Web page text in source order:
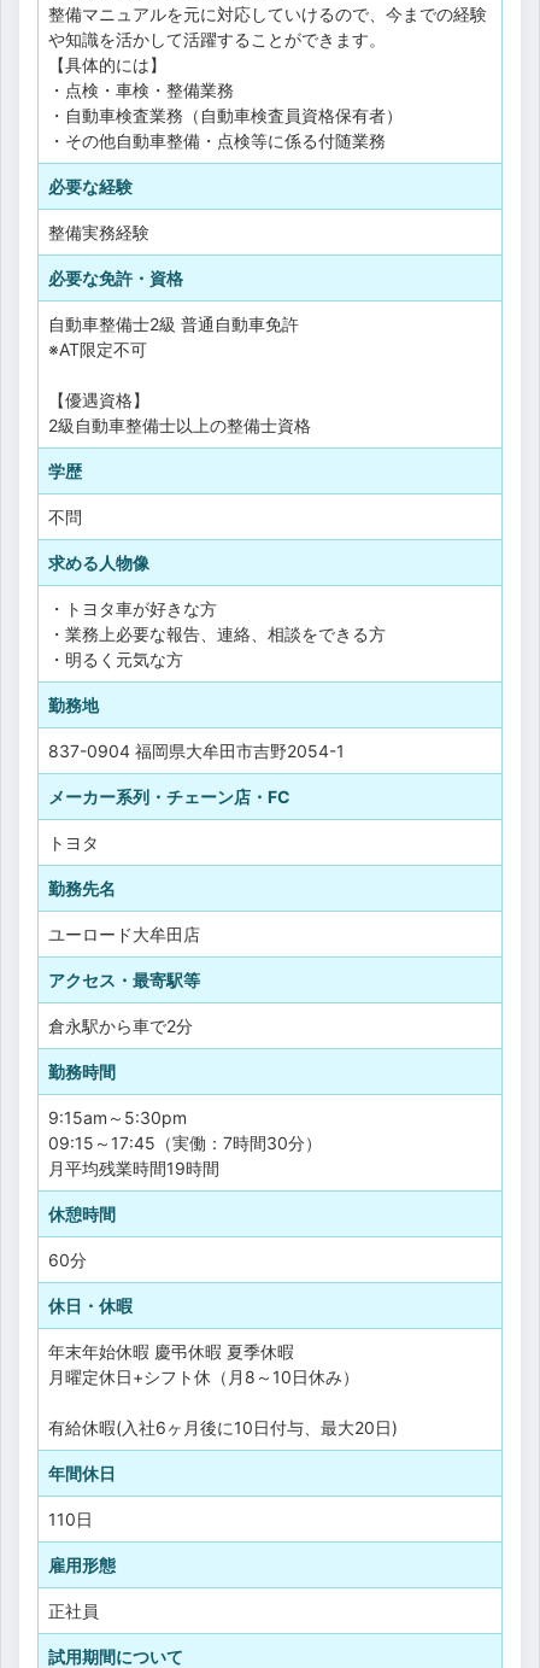
整備マニュアルを元に対応していけるので、今までの経験
や知識を活かして活躍することができます。
【具体的には】
・点検・車検・整備業務
・自動車検査業務（自動車検査員資格保有者）
・その他自動車整備・点検等に係る付随業務
必要な経験
整備実務経験
必要な免許・資格
自動車整備士2級 普通自動車免許
※AT限定不可
【優遇資格】
2級自動車整備士以上の整備士資格
学歴
不問
求める人物像
・トヨタ車が好きな方
・業務上必要な報告、連絡、相談をできる方
・明るく元気な方
勤務地
837-0904 福岡県大牟田市吉野2054-1
メーカー系列・チェーン店・FC
トヨタ
勤務先名
ユーロード大牟田店
アクセス・最寄駅等
倉永駅から車で2分
勤務時間
9:15am～5:30pm
09:15～17:45（実働：7時間30分）
月平均残業時間19時間
休憩時間
60分
休日・休暇
年末年始休暇 慶弔休暇 夏季休暇
月曜定休日+シフト休（月8～10日休み）
有給休暇(入社6ヶ月後に10日付与、最大20日)
年間休日
110日
雇用形態
正社員
試用期間について